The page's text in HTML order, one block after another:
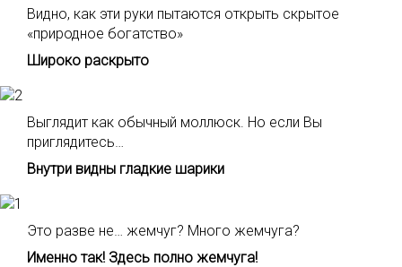
Видно, как эти руки пытаются открыть скрытое
«природное богатство»
Широко раскрыто
Выглядит как обычный моллюск. Но если Вы
приглядитесь…
Внутри видны гладкие шарики
Это разве не… жемчуг? Много жемчуга?
Именно так! Здесь полно жемчуга!